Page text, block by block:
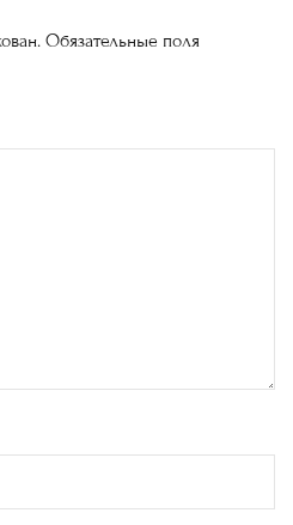
Обязательные поля